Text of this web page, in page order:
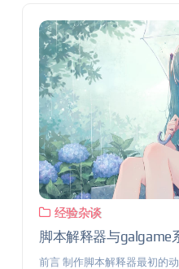
经验杂谈
脚本解释器与galgame
前言 制作脚本解释器最初的